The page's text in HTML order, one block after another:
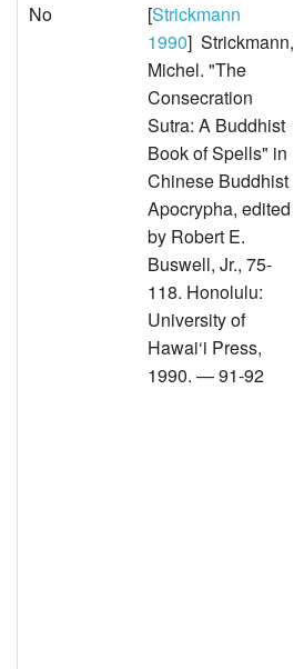
No [Strickmann
1990] Strickmann,
Michel. "The
Consecration
Sutra: A Buddhist
Book of Spells" in
Chinese Buddhist
Apocrypha, edited
by Robert E.
Buswell, Jr., 75-
118. Honolulu:
University of
Hawai‘i Press,
1990. — 91-92